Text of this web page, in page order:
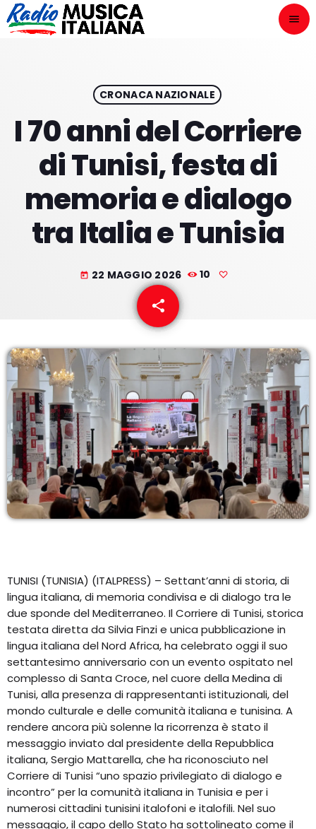
menu
play_arrow
HOME
I VOLTI DELLA RADIO
LE NOTIZIE
CONTATTI
CRONACA NAZIONALE
I 70 anni del Corriere
di Tunisi, festa di
memoria e dialogo
tra Italia e Tunisia
today 22 MAGGIO 2026 10
share
email
TUNISI (TUNISIA) (ITALPRESS) – Settant’anni di storia, di
lingua italiana, di memoria condivisa e di dialogo tra le
due sponde del Mediterraneo. Il Corriere di Tunisi, storica
testata diretta da Silvia Finzi e unica pubblicazione in
lingua italiana del Nord Africa, ha celebrato oggi il suo
settantesimo anniversario con un evento ospitato nel
complesso di Santa Croce, nel cuore della Medina di
Tunisi, alla presenza di rappresentanti istituzionali, del
mondo culturale e delle comunità italiana e tunisina. A
rendere ancora più solenne la ricorrenza è stato il
messaggio inviato dal presidente della Repubblica
italiana, Sergio Mattarella, che ha riconosciuto nel
Corriere di Tunisi “uno spazio privilegiato di dialogo e
incontro” per la comunità italiana in Tunisia e per i
numerosi cittadini tunisini italofoni e italofili. Nel suo
messaggio, il capo dello Stato ha sottolineato come il